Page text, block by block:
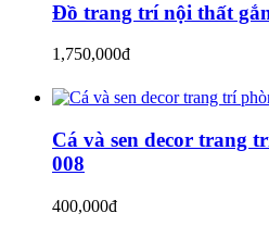
Đồ trang trí nội thất
1,750,000đ
Cá và sen decor trang
008
400,000đ